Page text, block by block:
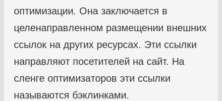
оптимизации. Она заключается в
целенаправленном размещении внешних
ссылок на других ресурсах. Эти ссылки
направляют посетителей на сайт. На
сленге оптимизаторов эти ссылки
называются бэклинками.